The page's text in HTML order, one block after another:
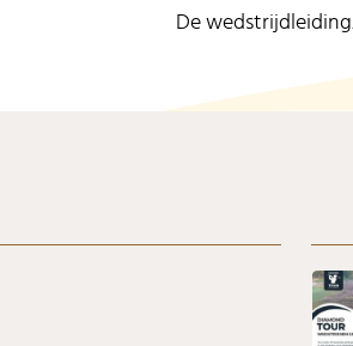
De wedstrijdleiding.